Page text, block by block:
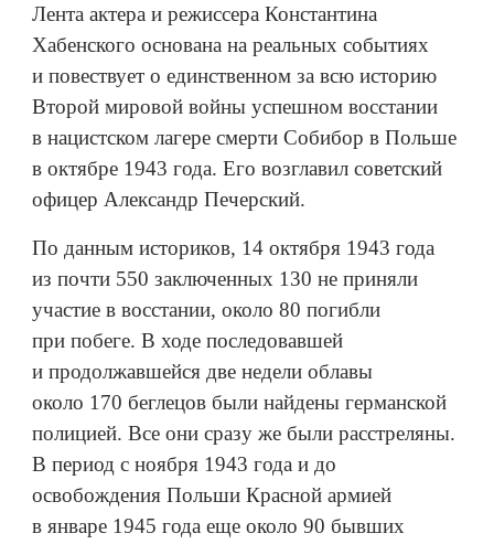
Лента актера и режиссера Константина
Хабенского основана на реальных событиях
и повествует о единственном за всю историю
Второй мировой войны успешном восстании
в нацистском лагере смерти Собибор в Польше
в октябре 1943 года. Его возглавил советский
офицер Александр Печерский.
По данным историков, 14 октября 1943 года
из почти 550 заключенных 130 не приняли
участие в восстании, около 80 погибли
при побеге. В ходе последовавшей
и продолжавшейся две недели облавы
около 170 беглецов были найдены германской
полицией. Все они сразу же были расстреляны.
В период с ноября 1943 года и до
освобождения Польши Красной армией
в январе 1945 года еще около 90 бывших